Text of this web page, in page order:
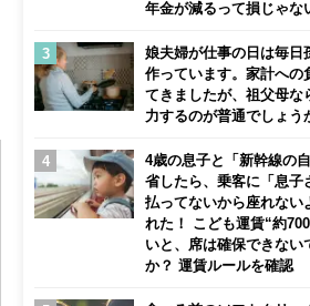
年金が減るって損じゃな
娘夫婦が仕事の日は毎日
作っています。家計への
てきましたが、祖父母な
力するのが普通でしょう
4歳の息子と「新幹線の
省したら、乗客に「息子
払ってないから座れない
れた！ こども運賃“約
いと、席は確保できない
か？ 運賃ルールを確認